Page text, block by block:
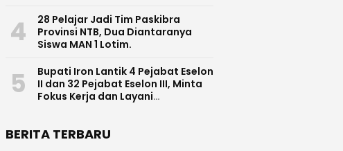
SDN 1 Kotaraja
4
28 Pelajar Jadi Tim Paskibra
Provinsi NTB, Dua Diantaranya
Siswa MAN 1 Lotim.
5
Bupati Iron Lantik 4 Pejabat Eselon
II dan 32 Pejabat Eselon III, Minta
Fokus Kerja dan Layani
BERITA TERBARU